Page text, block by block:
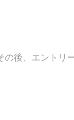
後、エントリ